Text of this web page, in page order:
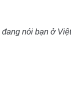
nói bạn ở